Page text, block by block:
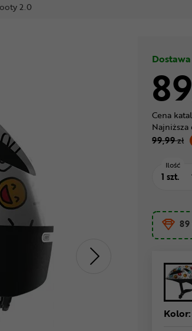
2.0
89
Cena
99,99zł
Ilość
89
Kolor: